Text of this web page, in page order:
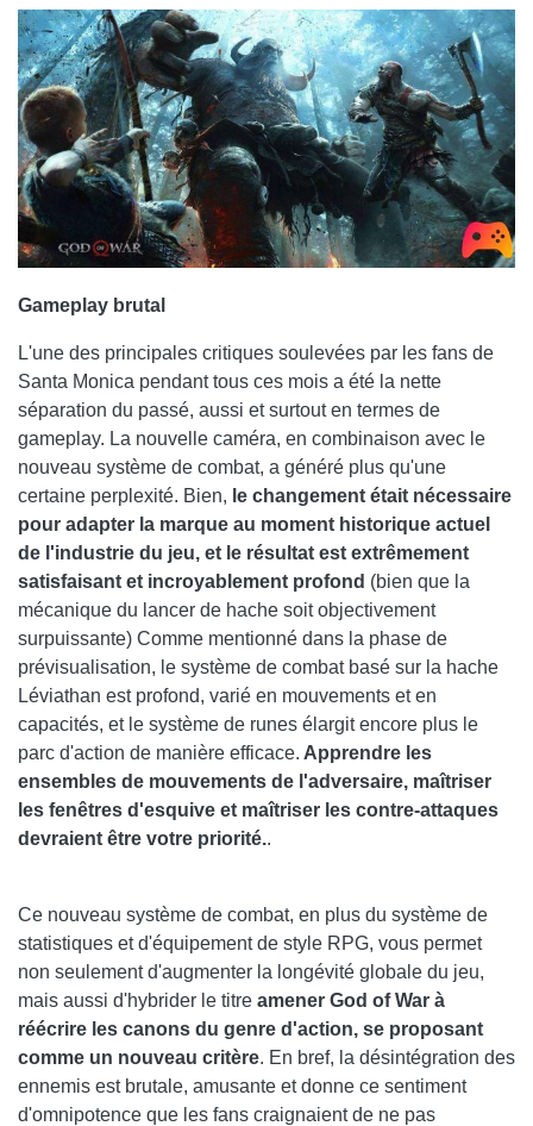
Gameplay brutal
L'une des principales critiques soulevées par les fans de
Santa Monica pendant tous ces mois a été la nette
séparation du passé, aussi et surtout en termes de
gameplay. La nouvelle caméra, en combinaison avec le
nouveau système de combat, a généré plus qu'une
certaine perplexité. Bien, le changement était nécessaire
pour adapter la marque au moment historique actuel
de l'industrie du jeu, et le résultat est extrêmement
satisfaisant et incroyablement profond (bien que la
mécanique du lancer de hache soit objectivement
surpuissante) Comme mentionné dans la phase de
prévisualisation, le système de combat basé sur la hache
Léviathan est profond, varié en mouvements et en
capacités, et le système de runes élargit encore plus le
parc d'action de manière efficace. Apprendre les
ensembles de mouvements de l'adversaire, maîtriser
les fenêtres d'esquive et maîtriser les contre-attaques
devraient être votre priorité..
Ce nouveau système de combat, en plus du système de
statistiques et d'équipement de style RPG, vous permet
non seulement d'augmenter la longévité globale du jeu,
mais aussi d'hybrider le titre amener God of War à
réécrire les canons du genre d'action, se proposant
comme un nouveau critère. En bref, la désintégration des
ennemis est brutale, amusante et donne ce sentiment
d'omnipotence que les fans craignaient de ne pas